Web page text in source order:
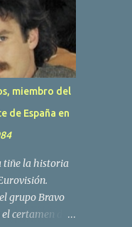
miembro del
de España en
tiñe la historia
grupo Bravo
certamen del